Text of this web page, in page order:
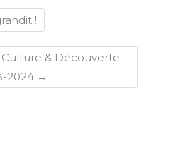
!
& Découverte
2024 →